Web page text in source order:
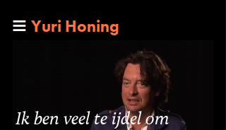
Yuri Honing
Ik ben veel te ijdel om